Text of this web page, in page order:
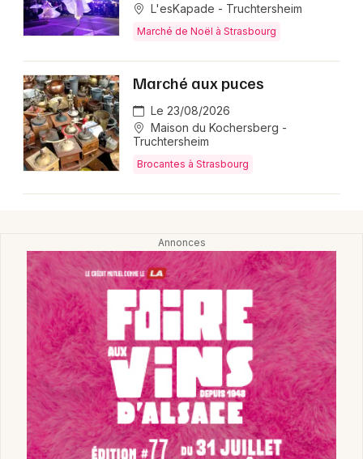
L'esKapade - Truchtersheim
Marché de Noël à Strasbourg
Marché aux puces
Le 23/08/2026
Maison du Kochersberg -
Truchtersheim
Brocantes à Strasbourg